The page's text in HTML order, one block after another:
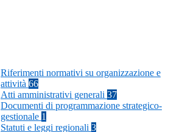
Riferimenti normativi su organizzazione e
attività 66
Atti amministrativi generali 37
Documenti di programmazione strategico-
gestionale 1
Statuti e leggi regionali 3